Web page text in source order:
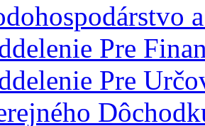
Pre
Pre